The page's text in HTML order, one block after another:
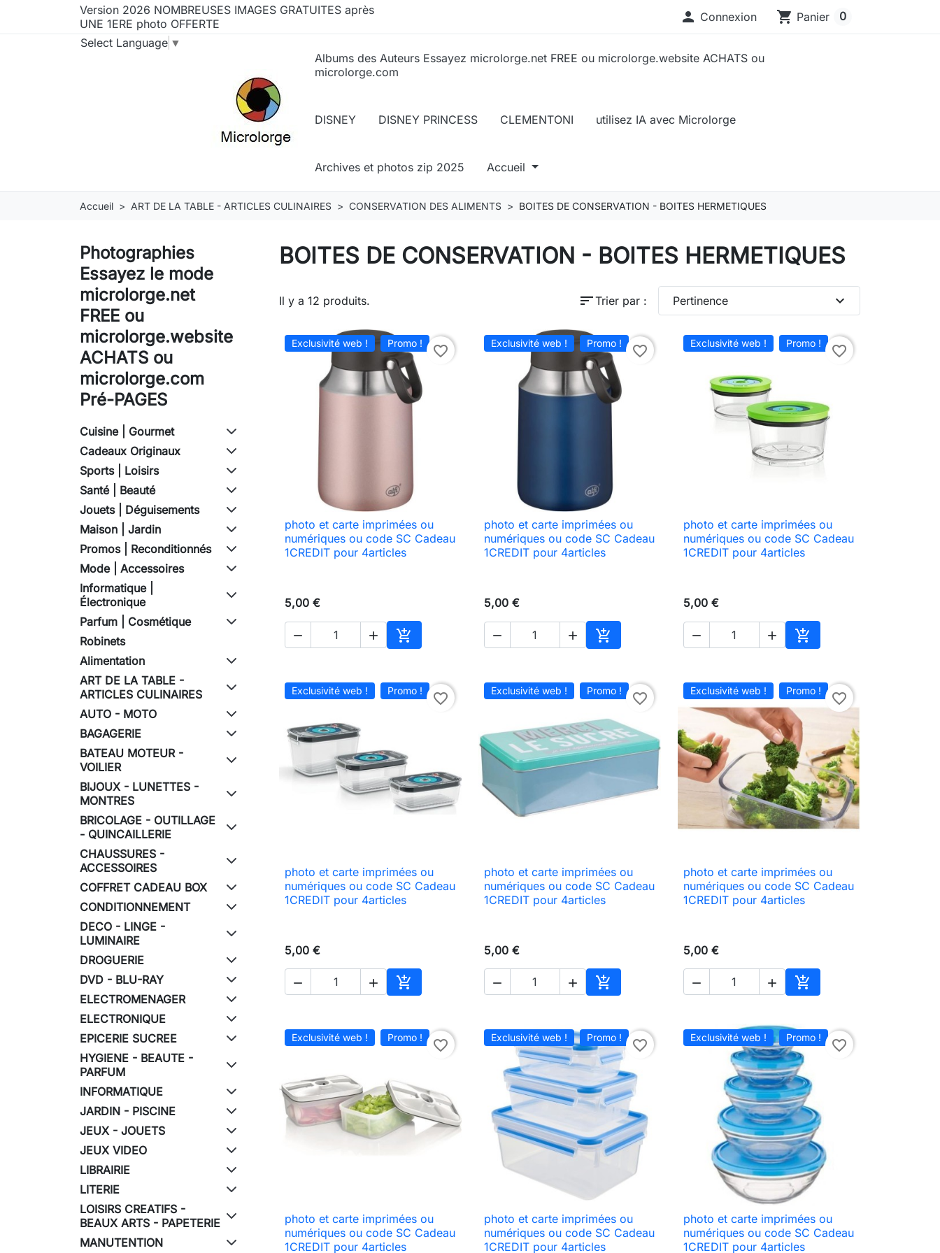
Version 2026 NOMBREUSES IMAGES GRATUITES après
UNE 1ERE photo OFFERTE
 Connexion shopping_cart Panier 0
Albums des Auteurs Essayez microlorge.net FREE ou microlorge.website ACHATS ou
microlorge.com
DISNEY DISNEY PRINCESS CLEMENTONI utilisez IA avec Microlorge
Archives et photos zip 2025 Accueil
Select Language ▼
Accueil ART DE LA TABLE - ARTICLES CULINAIRES CONSERVATION DES ALIMENTS BOITES DE CONSERVATION - BOITES HERMETIQUES
Photographies
Essayez le mode
microlorge.net
FREE ou
microlorge.website
ACHATS ou
microlorge.com
Pré-PAGES
Cuisine | Gourmet
Cadeaux Originaux
Sports | Loisirs
Santé | Beauté
Jouets | Déguisements
Maison | Jardin
Promos | Reconditionnés
Mode | Accessoires
Informatique |
Électronique
Parfum | Cosmétique
Robinets
Alimentation
ART DE LA TABLE -
ARTICLES CULINAIRES
AUTO - MOTO
BAGAGERIE
BATEAU MOTEUR -
VOILIER
BIJOUX - LUNETTES -
MONTRES
BRICOLAGE - OUTILLAGE
- QUINCAILLERIE
CHAUSSURES -
ACCESSOIRES
COFFRET CADEAU BOX
CONDITIONNEMENT
DECO - LINGE -
LUMINAIRE
DROGUERIE
DVD - BLU-RAY
ELECTROMENAGER
ELECTRONIQUE
EPICERIE SUCREE
HYGIENE - BEAUTE -
PARFUM
INFORMATIQUE
JARDIN - PISCINE
JEUX - JOUETS
JEUX VIDEO
LIBRAIRIE
LITERIE
LOISIRS CREATIFS -
BEAUX ARTS - PAPETERIE
MANUTENTION
BOITES DE CONSERVATION - BOITES HERMETIQUES
Il y a 12 produits. sortTrier par : Pertinence expand_more
Exclusivité web ! Promo ! favorite_border
 Aperçu rapide
photo et carte imprimées ou
numériques ou code SC Cadeau
1CREDIT pour 4articles
5,00 €
  
Ajouter au panier
Exclusivité web ! Promo ! favorite_border
 Aperçu rapide
photo et carte imprimées ou
numériques ou code SC Cadeau
1CREDIT pour 4articles
5,00 €
  
Ajouter au panier
Exclusivité web ! Promo ! favorite_border
 Aperçu rapide
photo et carte imprimées ou
numériques ou code SC Cadeau
1CREDIT pour 4articles
5,00 €
  
Ajouter au panier
Exclusivité web ! Promo ! favorite_border
 Aperçu rapide
photo et carte imprimées ou
numériques ou code SC Cadeau
1CREDIT pour 4articles
5,00 €
  
Ajouter au panier
Exclusivité web ! Promo ! favorite_border
 Aperçu rapide
photo et carte imprimées ou
numériques ou code SC Cadeau
1CREDIT pour 4articles
5,00 €
  
Ajouter au panier
Exclusivité web ! Promo ! favorite_border
 Aperçu rapide
photo et carte imprimées ou
numériques ou code SC Cadeau
1CREDIT pour 4articles
5,00 €
  
Ajouter au panier
Exclusivité web ! Promo ! favorite_border
 Aperçu rapide
photo et carte imprimées ou
numériques ou code SC Cadeau
1CREDIT pour 4articles
Exclusivité web ! Promo ! favorite_border
 Aperçu rapide
photo et carte imprimées ou
numériques ou code SC Cadeau
1CREDIT pour 4articles
Exclusivité web ! Promo ! favorite_border
 Aperçu rapide
photo et carte imprimées ou
numériques ou code SC Cadeau
1CREDIT pour 4articles